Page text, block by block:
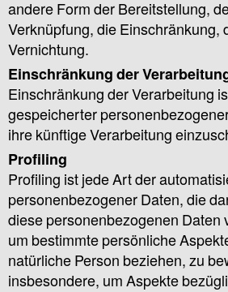
andere Form der Bereitstellung,
Verknüpfung, die Einschränkung,
Vernichtung.
Einschränkung der
Einschränkung der Verarbeitung
gespeicherter
ihre künftige Verarbeitung
Profiling
Profiling ist jede Art der
personenbezogener Daten, die
diese personenbezogenen Daten
um bestimmte persönliche
natürliche Person beziehen, zu
insbesondere, um Aspekte